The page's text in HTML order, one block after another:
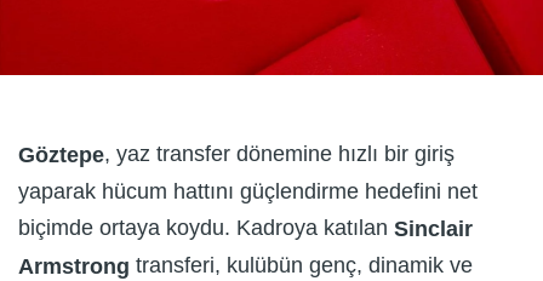
Göztepe, yaz transfer dönemine hızlı bir giriş
yaparak hücum hattını güçlendirme hedefini net
biçimde ortaya koydu. Kadroya katılan Sinclair
Armstrong transferi, kulübün genç, dinamik ve